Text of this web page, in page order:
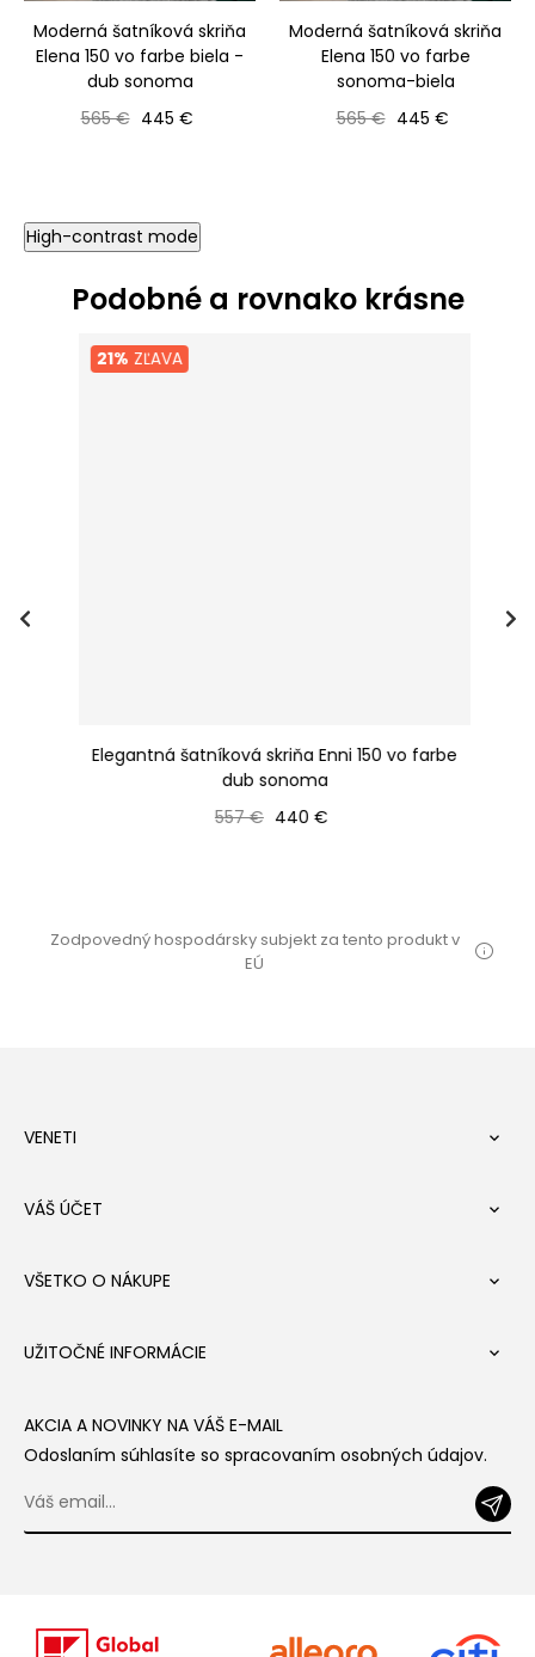
Moderná šatníková skriňa
Elena 150 vo farbe biela -
dub sonoma
Bežná cena
565 € Cena
445 €
Moderná šatníková skriňa
Elena 150 vo farbe
sonoma-biela
Bežná cena
565 € Cena
445 €
High-contrast mode
Podobné a rovnako krásne
21%ZĽAVA
Elegantná šatníková skriňa Enni 150 vo farbe
dub sonoma
Bežná cena
557 € Cena
440 €
Zodpovedný hospodársky subjekt za tento produkt v
EÚ
VENETI 
VÁŠ ÚČET 
VŠETKO O NÁKUPE 
UŽITOČNÉ INFORMÁCIE 
AKCIA A NOVINKY NA VÁŠ E-MAIL
Odoslaním súhlasíte so spracovaním osobných údajov.